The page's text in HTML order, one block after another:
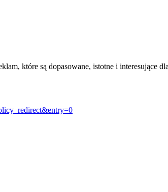
które są dopasowane, istotne i interesujące